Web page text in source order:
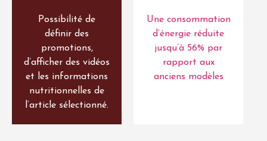
Possibilité de
définir des
promotions,
d’afficher des vidéos
et les informations
nutritionnelles de
l’article sélectionné.
Une consommation
d’énergie réduite
jusqu’à 56% par
rapport aux
anciens modèles